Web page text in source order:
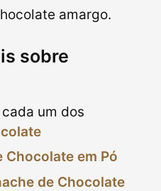
amargo.
sobre
um dos
Chocolate em Pó
de Chocolate